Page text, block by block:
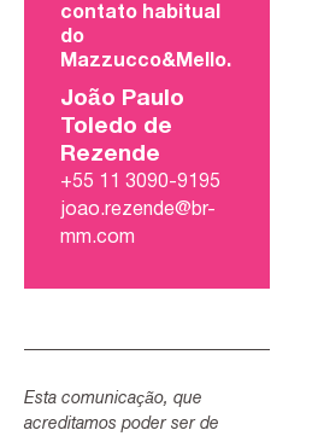
contato habitual
do
Mazzucco&Mello.
João Paulo
Toledo de
Rezende
+55 11 3090-9195
joao.rezende@br-
mm.com
Esta comunicação, que
acreditamos poder ser de